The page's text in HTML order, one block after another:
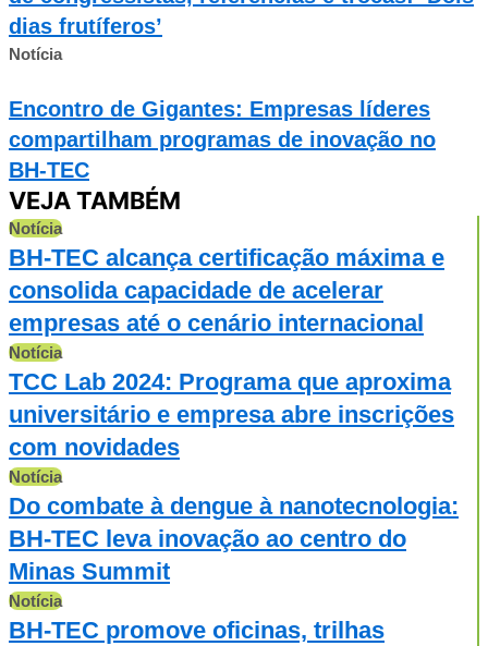
dias frutíferos’
Notícia
Encontro de Gigantes: Empresas líderes
compartilham programas de inovação no
BH-TEC
VEJA TAMBÉM
Notícia
BH-TEC alcança certificação máxima e
consolida capacidade de acelerar
empresas até o cenário internacional
Notícia
TCC Lab 2024: Programa que aproxima
universitário e empresa abre inscrições
com novidades
Notícia
Do combate à dengue à nanotecnologia:
BH-TEC leva inovação ao centro do
Minas Summit
Notícia
BH-TEC promove oficinas, trilhas